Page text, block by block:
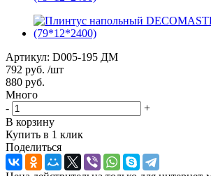
Артикул: D005-195 ДМ
792 руб. /шт
880 руб.
Много
-
+
В корзину
Купить в 1 клик
Поделиться